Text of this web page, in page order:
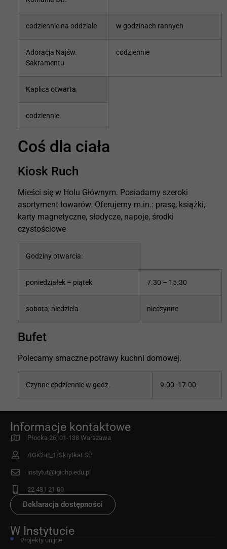
codziennie na oddziale w godzinach rannych
Adoracja Najśw.
Sakramentu
codziennie
Kaplica otwarta
codziennie
Coś dla ciała
Kiosk Ruch
Mieści się w Holu Głównym. Posiadamy szeroki
asortyment towarów. Oferujemy m.in.: prasę, książki,
karty magnetyczne, słodycze, napoje, środki
czystościowe
Godziny otwarcia:
poniedziałek – piątek 7.30 – 15.30
sobota, niedziela nieczynne
Bufet
Polecamy smaczne potrawy kuchni domowej.
Czynne codziennie w godz. 9.00 -17.00
Informacje kontaktowe
Płocka 26, 01-138 Warszawa
/IGiChP_1/SkrytkaESP
instytut@igichp.edu.pl
22 431 21 00
Deklaracja dostępności
W Instytucie
Projekty unijne